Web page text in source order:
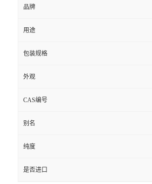
品牌
用途
包装规格
外观
CAS编号
别名
纯度
是否进口